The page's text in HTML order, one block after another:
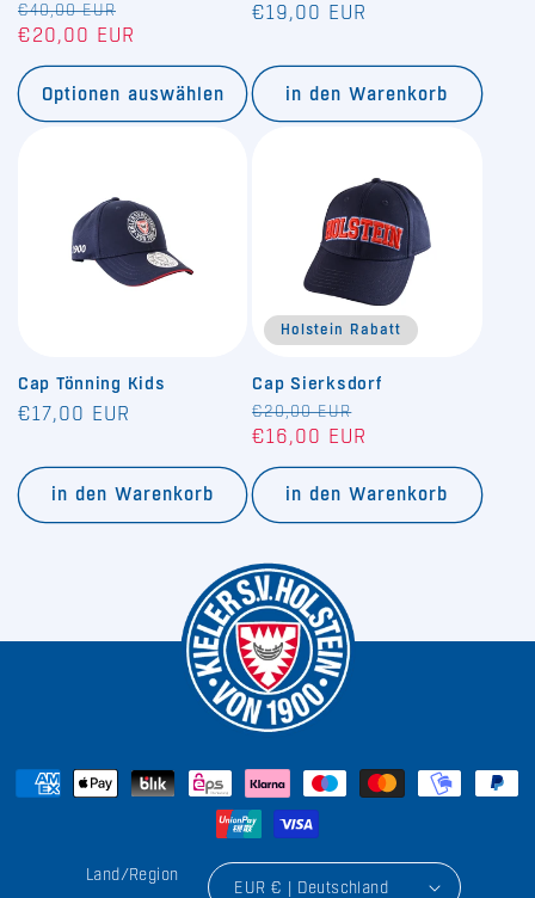
Normaler
Preis
€40,00 EUR
Verkaufspreis
€20,00 EUR
Optionen auswählen
Normaler
€19,00 EUR
in den Warenkorb
Cap Tönning Kids
Normaler
€17,00 EUR
in den Warenkorb
Holstein Rabatt
Cap Sierksdorf
Normaler
Preis
€20,00 EUR
€16,00 EUR
in den Warenkorb
Land/Region
EUR € | Deutschland